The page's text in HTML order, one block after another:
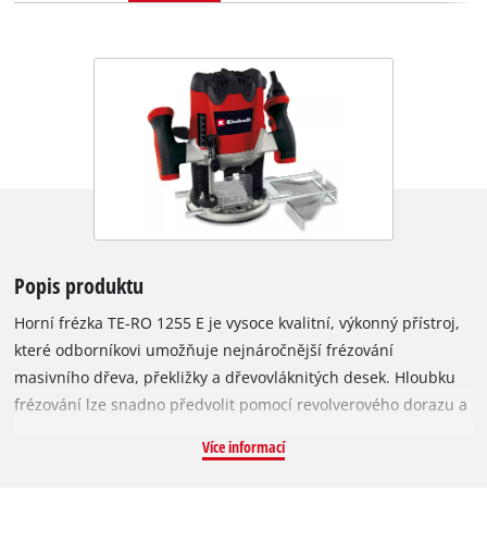
Popis produktu
Horní frézka TE-RO 1255 E je vysoce kvalitní, výkonný přístroj,
které odborníkovi umožňuje nejnáročnější frézování
masivního dřeva, překližky a dřevovláknitých desek. Hloubku
frézování lze snadno předvolit pomocí revolverového dorazu a
Dodatečnou ochranu poskytuje kryt proti třískám. Díky
Více informací